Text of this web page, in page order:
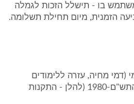
משתמש בו - תישלל הזכות לגמלה
הזמנית, מיום תחילת תשלומה.
(דמי מחיה, עזרה ללימודים
וסידורים לילד נכה), התש"ם-1980 (להלן - התקנות